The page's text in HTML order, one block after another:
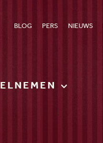
BLOG PERS NIEUWS